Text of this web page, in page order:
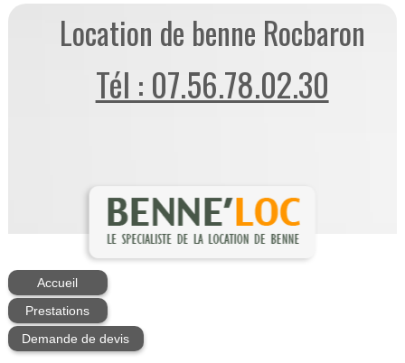
Location de benne Rocbaron
Tél : 07.56.78.02.30
Accueil
Prestations
Demande de devis